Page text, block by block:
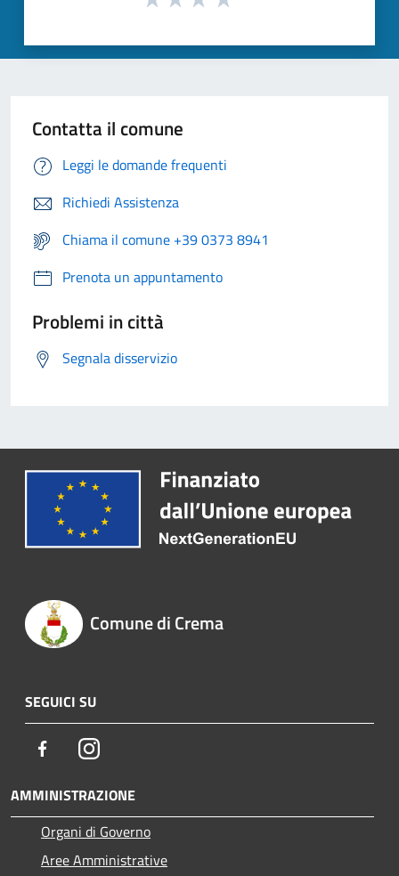
Contatta il comune
Leggi le domande frequenti
Richiedi Assistenza
Chiama il comune +39 0373 8941
Prenota un appuntamento
Problemi in città
Segnala disservizio
Comune di Crema
SEGUICI SU
FacebookInstagram
AMMINISTRAZIONE
Organi di Governo
Aree Amministrative